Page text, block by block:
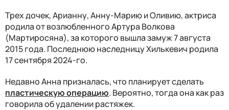
Трех дочек, Арианну, Анну-Марию и Оливию, актриса
родила от возлюбленного Артура Волкова
(Мартиросяна), за которого вышла замуж 7 августа
2015 года. Последнюю наследницу Хилькевич родила
17 сентября 2024-го.
Недавно Анна призналась, что планирует сделать
пластическую операцию. Вероятно, тогда она как раз
говорила об удалении растяжек.